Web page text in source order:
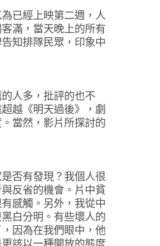
已經上映第二週，人
滿，當天晚上的所有
知排隊民眾，印象中
人多，批評的也不
越《明天過後》，劇
當然，影片所探討的
否有發現？我個人很
反省的機會。片中貧
感觸。另外，我從中
白分明。有些壞人的
因為在我們眼中，他